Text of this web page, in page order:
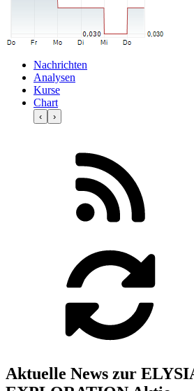
Nachrichten
Analysen
Kurse
Chart
‹ ›
Aktuelle News zur